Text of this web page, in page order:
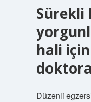
Sürekli
hali
Düzenli